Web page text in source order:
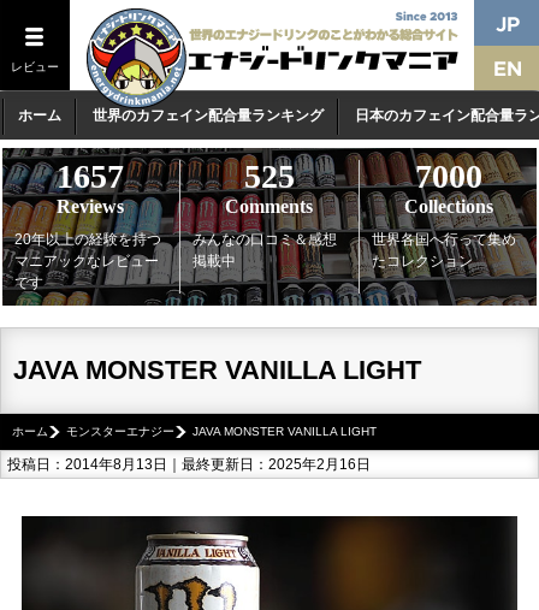
レビュー
ホーム 世界のカフェイン配合量ランキング 日本のカフェイン配合量ラ
1657
Reviews
20年以上の経験を持つ
マニアックなレビュー
です
525
Comments
みんなの口コミ＆感想
掲載中
7000
Collections
世界各国へ行って集め
たコレクション
JAVA MONSTER VANILLA LIGHT
ホーム モンスターエナジー JAVA MONSTER VANILLA LIGHT
投稿日：2014年8月13日｜最終更新日：2025年2月16日